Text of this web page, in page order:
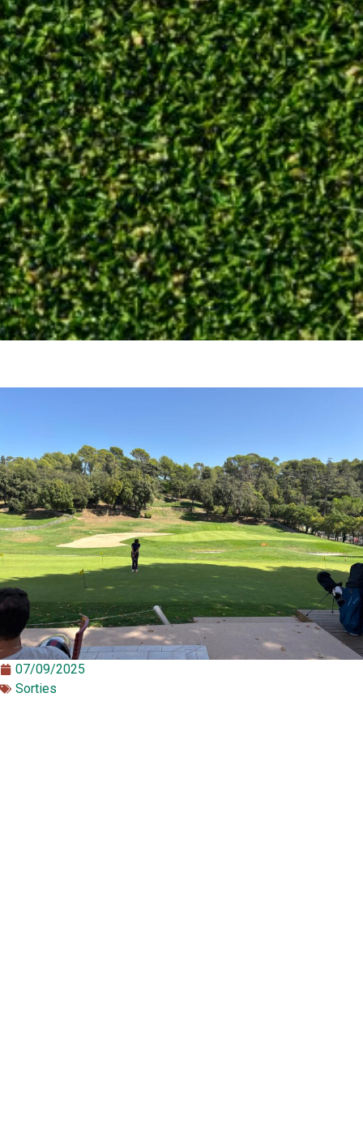
07/09/2025
Sorties